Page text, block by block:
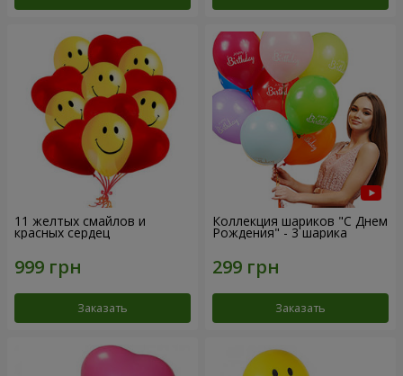
11 желтых смайлов и
красных сердец
Заказать
Коллекция шариков "С Днем
Рождения" - 3 шарика
Заказать